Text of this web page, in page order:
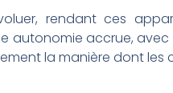
rendant ces
autonomie accrue,
la manière dont les